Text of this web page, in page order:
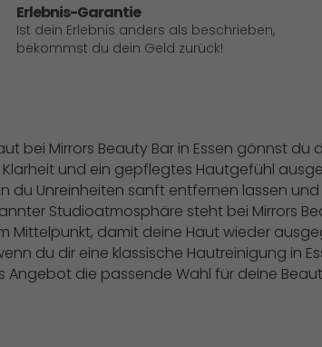
Erlebnis-Garantie
Ist dein Erlebnis anders als beschrieben,
bekommst du dein Geld zurück!
bei Mirrors Beauty Bar in Essen gönnst du
und ein gepflegtes Hautgefühl
du Unreinheiten sanft entfernen lassen
Studioatmosphäre steht bei Mirrors
Mittelpunkt, damit deine Haut wieder
du dir eine klassische Hautreinigung in
Angebot die passende Wahl für deine